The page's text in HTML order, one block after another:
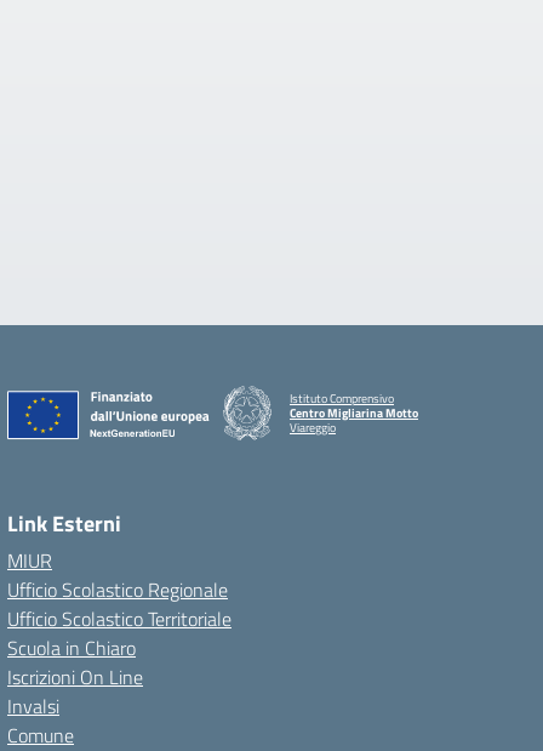
Istituto Comprensivo
Centro Migliarina Motto
Viareggio
Link Esterni
MIUR
Ufficio Scolastico Regionale
Ufficio Scolastico Territoriale
Scuola in Chiaro
Iscrizioni On Line
Invalsi
Comune